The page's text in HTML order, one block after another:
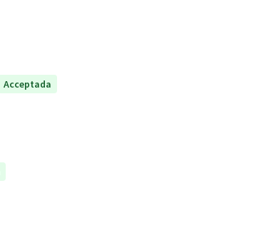
Acceptada